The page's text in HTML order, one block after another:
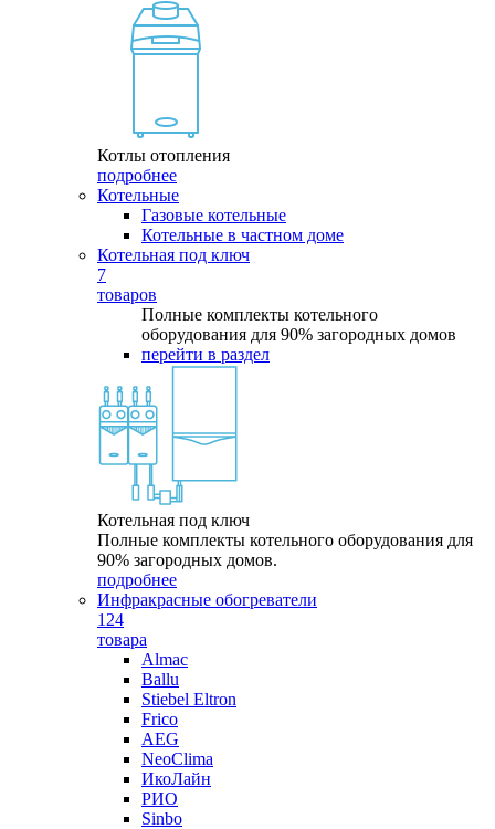
Котлы отопления
подробнее
Котельные
Газовые котельные
Котельные в частном доме
Котельная под ключ
7
товаров
Полные комплекты котельного
оборудования для 90% загородных домов
перейти в раздел
Котельная под ключ
Полные комплекты котельного оборудования для
90% загородных домов.
подробнее
Инфракрасные обогреватели
124
товара
Almac
Ballu
Stiebel Eltron
Frico
AEG
NeoClima
ИкоЛайн
РИО
Sinbo